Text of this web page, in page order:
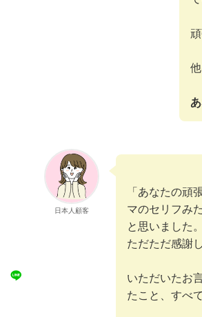
日本人顧客
「あなたの頑
マのセリフみ
と思いました。
ただただ感謝
いただいたお
たこと、すべ